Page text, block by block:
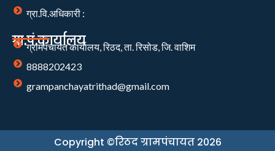
ग्रा.वि.अधिकारी :
ग्रा.पं.कार्यालय
ग्रामपंचायत कार्यालय, रिठद, ता. रिसोड, जि. वाशिम
8888202423
grampanchayatrithad@gmail.com
Copyright ©रिठद ग्रामपंचायत 2026